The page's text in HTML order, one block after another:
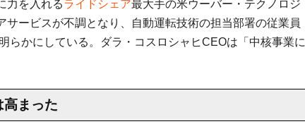
力を入れるライドシェア最大手の米ウーバー・テクノロジ
サービスが不調となり、自動運転技術の担当部署の従業員
らかにしている。ダラ・コスロシャヒCEOは「中核事業に
まった